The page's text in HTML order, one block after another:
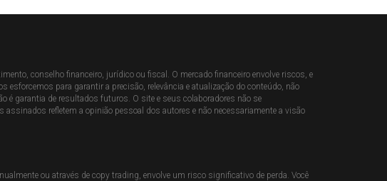
conselho financeiro, jurídico ou fiscal. O mercado financeiro envolve riscos, e
para garantir a precisão, relevância e atualização do conteúdo, não
é garantia de resultados futuros. O site e seus colaboradores não se
refletem a opinião pessoal dos autores e não necessariamente a visão
ou através de copy trading, envolve um risco significativo de perda. Você